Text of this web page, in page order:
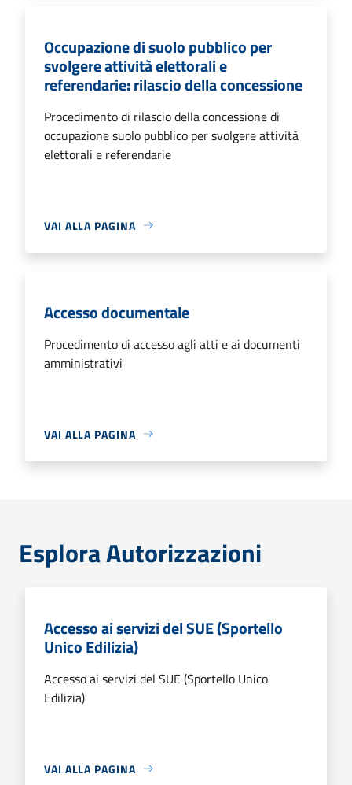
Occupazione di suolo pubblico per
svolgere attività elettorali e
referendarie: rilascio della concessione
Procedimento di rilascio della concessione di
occupazione suolo pubblico per svolgere attività
elettorali e referendarie
VAI ALLA PAGINA
Accesso documentale
Procedimento di accesso agli atti e ai documenti
amministrativi
VAI ALLA PAGINA
Esplora Autorizzazioni
Accesso ai servizi del SUE (Sportello
Unico Edilizia)
Accesso ai servizi del SUE (Sportello Unico
Edilizia)
VAI ALLA PAGINA